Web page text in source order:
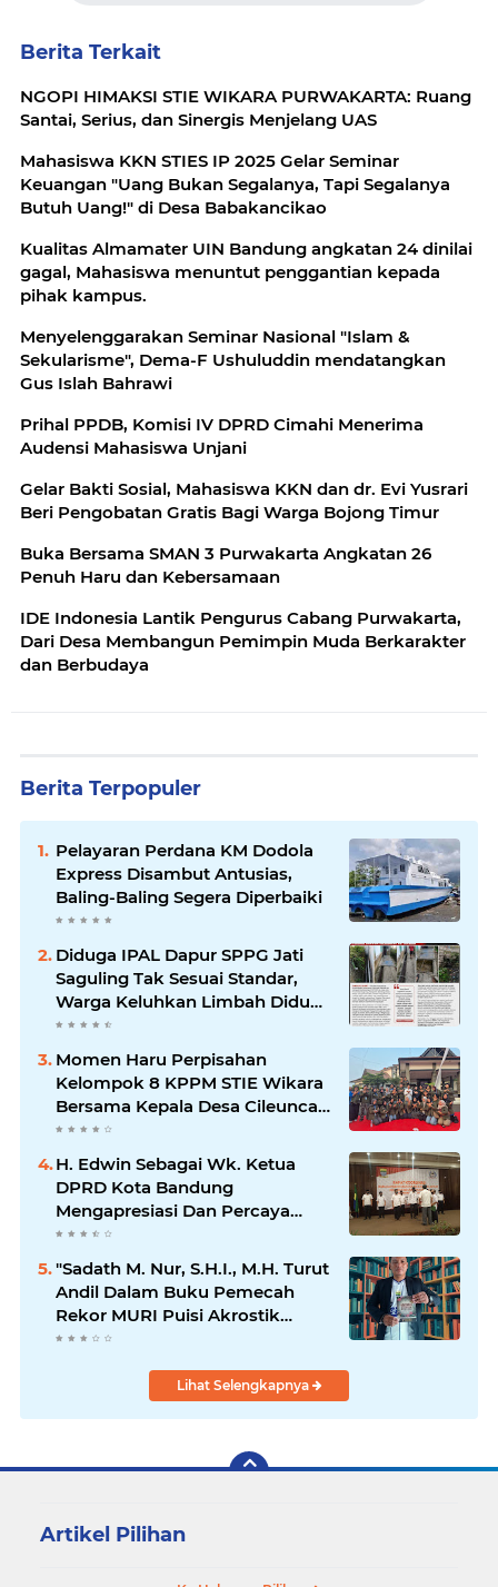
Berita Terkait
NGOPI HIMAKSI STIE WIKARA PURWAKARTA: Ruang
Santai, Serius, dan Sinergis Menjelang UAS
Mahasiswa KKN STIES IP 2025 Gelar Seminar
Keuangan "Uang Bukan Segalanya, Tapi Segalanya
Butuh Uang!" di Desa Babakancikao
Kualitas Almamater UIN Bandung angkatan 24 dinilai
gagal, Mahasiswa menuntut penggantian kepada
pihak kampus.
Menyelenggarakan Seminar Nasional "Islam &
Sekularisme", Dema-F Ushuluddin mendatangkan
Gus Islah Bahrawi
Prihal PPDB, Komisi IV DPRD Cimahi Menerima
Audensi Mahasiswa Unjani
Gelar Bakti Sosial, Mahasiswa KKN dan dr. Evi Yusrari
Beri Pengobatan Gratis Bagi Warga Bojong Timur
Buka Bersama SMAN 3 Purwakarta Angkatan 26
Penuh Haru dan Kebersamaan
IDE Indonesia Lantik Pengurus Cabang Purwakarta,
Dari Desa Membangun Pemimpin Muda Berkarakter
dan Berbudaya
Berita Terpopuler
Pelayaran Perdana KM Dodola
Express Disambut Antusias,
Baling-Baling Segera Diperbaiki
Diduga IPAL Dapur SPPG Jati
Saguling Tak Sesuai Standar,
Warga Keluhkan Limbah Diduga
Mengalir ke Sungai
Momen Haru Perpisahan
Kelompok 8 KPPM STIE Wikara
Bersama Kepala Desa Cileunca
di Kecamatan Bojong
H. Edwin Sebagai Wk. Ketua
DPRD Kota Bandung
Mengapresiasi Dan Percaya
Penuh Kepada Kepemimpinan
Lpm Kota Bandung Periode
2021-2026
"Sadath M. Nur, S.H.I., M.H. Turut
Andil Dalam Buku Pemecah
Rekor MURI Puisi Akrostik
Terbanyak
Lihat Selengkapnya
Artikel Pilihan